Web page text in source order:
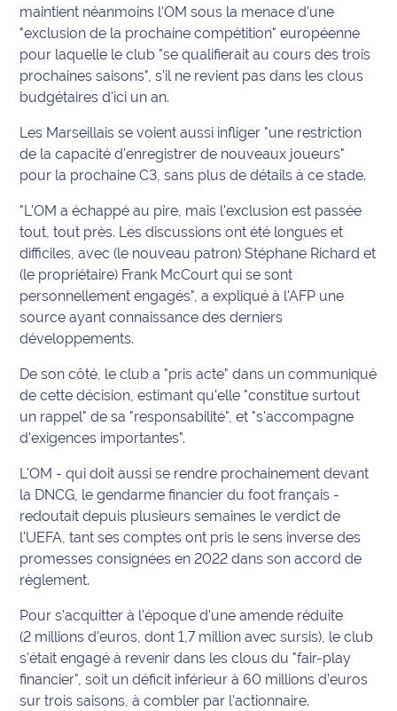
Info
route
Justice
Loisirs
Météo
Politique
Santé
Social
Transport
National
International
Municipales
2026
Contenus
Partenaires
L'invité(e)
de la
rédaction
Coup de
maintient néanmoins l'OM sous la menace d'une
"exclusion de la prochaine compétition" européenne
pour laquelle le club "se qualifierait au cours des trois
prochaines saisons", s'il ne revient pas dans les clous
budgétaires d'ici un an.
Les Marseillais se voient aussi infliger "une restriction
de la capacité d'enregistrer de nouveaux joueurs"
pour la prochaine C3, sans plus de détails à ce stade.
"L'OM a échappé au pire, mais l'exclusion est passée
tout, tout près. Les discussions ont été longues et
difficiles, avec (le nouveau patron) Stéphane Richard et
(le propriétaire) Frank McCourt qui se sont
personnellement engagés", a expliqué à l'AFP une
source ayant connaissance des derniers
développements.
De son côté, le club a "pris acte" dans un communiqué
de cette décision, estimant qu'elle "constitue surtout
un rappel" de sa "responsabilité", et "s'accompagne
d'exigences importantes".
L'OM - qui doit aussi se rendre prochainement devant
la DNCG, le gendarme financier du foot français -
redoutait depuis plusieurs semaines le verdict de
l'UEFA, tant ses comptes ont pris le sens inverse des
promesses consignées en 2022 dans son accord de
règlement.
Pour s'acquitter à l'époque d'une amende réduite
(2 millions d'euros, dont 1,7 million avec sursis), le club
s'était engagé à revenir dans les clous du "fair-play
financier", soit un déficit inférieur à 60 millions d'euros
sur trois saisons, à combler par l'actionnaire.